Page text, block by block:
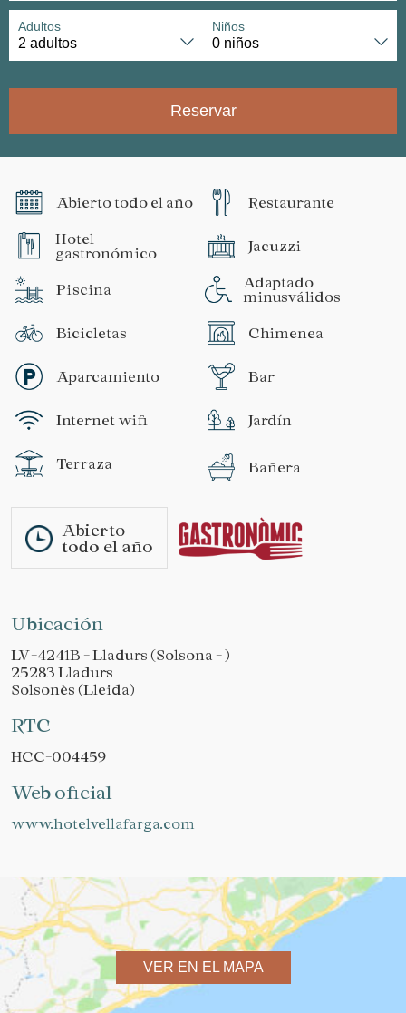
Adultos Niños
Reservar
Abierto todo el año Restaurante
Hotel
gastronómico
Jacuzzi
Piscina
Adaptado
minusválidos
Bicicletas Chimenea
Aparcamiento Bar
Internet wifi Jardín
Terraza Bañera
Abierto
todo el año
Ubicación
LV-4241B - Lladurs (Solsona - )
25283 Lladurs
Solsonès (Lleida)
RTC
HCC-004459
Web oficial
www.hotelvellafarga.com
VER EN EL MAPA